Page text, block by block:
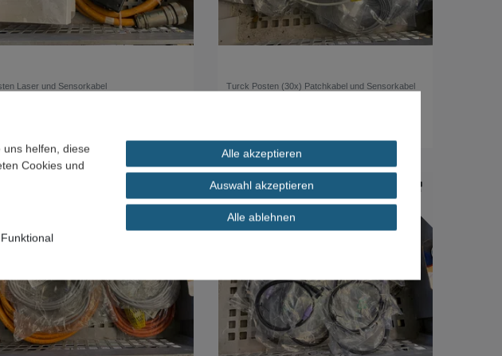
Laser und Sensorkabel Turck Posten (30x) Patchkabel und Sensorkabel
helfen, diese
Cookies und
Funktional
Alle akzeptieren
Auswahl akzeptieren
Alle ablehnen